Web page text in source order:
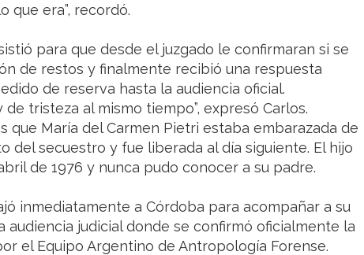
que era”, recordó.
para que desde el juzgado le confirmaran si se
de restos y finalmente recibió una respuesta
de reserva hasta la audiencia oficial.
tristeza al mismo tiempo”, expresó Carlos.
que María del Carmen Pietri estaba embarazada de
del secuestro y fue liberada al día siguiente. El hijo
de 1976 y nunca pudo conocer a su padre.
inmediatamente a Córdoba para acompañar a su
judicial donde se confirmó oficialmente la
el Equipo Argentino de Antropología Forense.